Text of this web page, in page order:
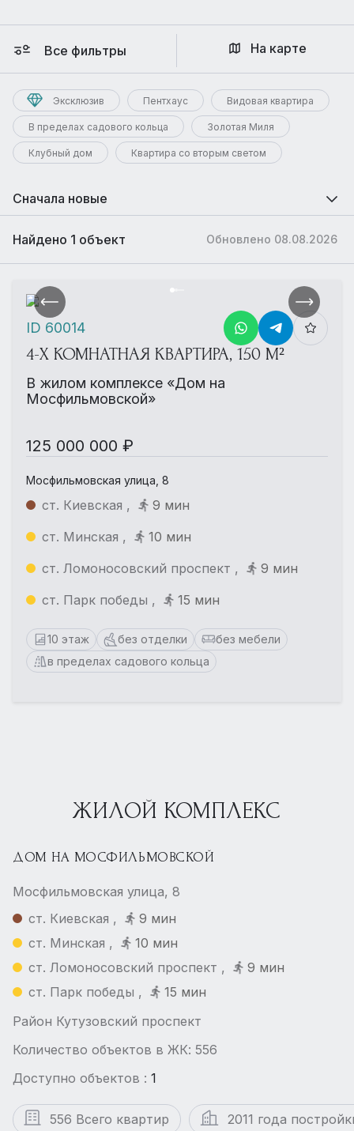
Все фильтры
Эксклюзив Пентхаус Видовая квартира
В пределах садового кольца Золотая Миля
Клубный дом Квартира со вторым светом
На карте
Сначала новые
Обновлено 08.08.2026
Найдено 1 объект
4-Х КОМНАТНАЯ КВАРТИРА, 150 М²
В жилом комплексе «Дом на
Мосфильмовской»
125 000 000 ₽
Мосфильмовская улица, 8
ст. Киевская ,
9 мин
ст. Минская ,
10 мин
ст. Ломоносовский проспект ,
9 мин
ст. Парк победы ,
15 мин
10 этаж без отделки
без мебели
в пределах садового кольца
ID 60014
ЖИЛОЙ КОМПЛЕКС
ДОМ НА МОСФИЛЬМОВСКОЙ
Мосфильмовская улица, 8
ст. Киевская ,
9 мин
ст. Минская ,
10 мин
ст. Ломоносовский проспект ,
9 мин
ст. Парк победы ,
15 мин
Район Кутузовский проспект
Количество объектов в ЖК: 556
Доступно объектов : 1
556 Всего квартир 2011 года